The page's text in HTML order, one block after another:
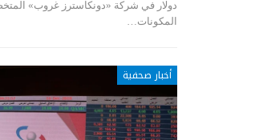
دولار في شركة «دونكاسترز غروب»
المكونات…
أخبار صحفية